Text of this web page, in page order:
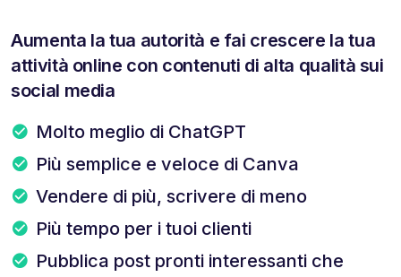
Aumenta la tua autorità e fai crescere la tua
attività online con contenuti di alta qualità sui
social media
Molto meglio di ChatGPT
Più semplice e veloce di Canva
Vendere di più, scrivere di meno
Più tempo per i tuoi clienti
Pubblica post pronti interessanti che